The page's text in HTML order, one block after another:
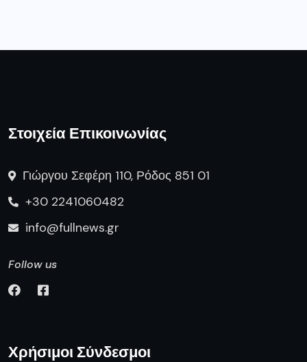
Στοιχεία Επικοινωνίας
Γιώργου Σεφέρη 110, Ρόδος 851 01
+30 2241060482
info@fullnews.gr
Follow us
Χρήσιμοι Σύνδεσμοι